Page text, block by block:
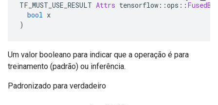
TF_MUST_USE_RESULT Attrs tensorflow ::ops ::
bool x
)
Um valor booleano para indicar que a operação é para
treinamento (padrão) ou inferência.
Padronizado para verdadeiro